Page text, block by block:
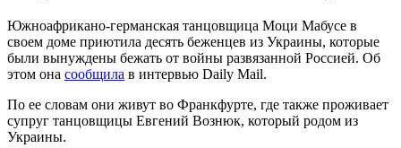
Южноафрикано-германская танцовщица Моци Мабусе в
своем доме приютила десять беженцев из Украины, которые
были вынуждены бежать от войны развязанной Россией. Об
этом она сообщила в интервью Daily Mail.
По ее словам они живут во Франкфурте, где также проживает
супруг танцовщицы Евгений Вознюк, который родом из
Украины.